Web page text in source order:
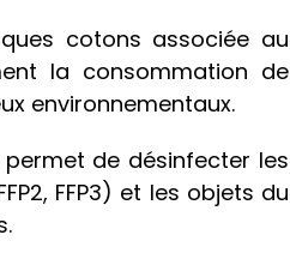
cotons associée au
la consommation de
environnementaux.
de désinfecter les
FFP3) et les objets du